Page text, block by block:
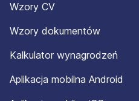
Wzory CV
Wzory dokumentów
Kalkulator wynagrodzeń
Aplikacja mobilna Android